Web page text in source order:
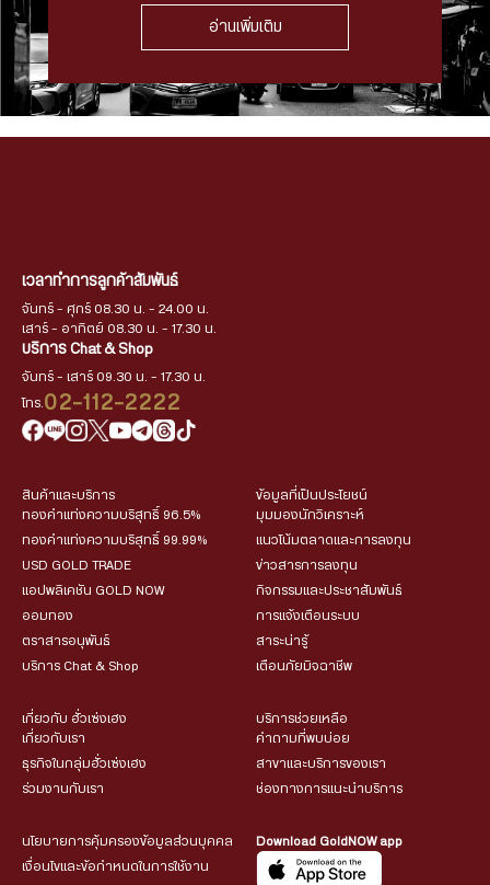
อ่านเพิ่มเติม
เวลาทำการลูกค้าสัมพันธ์
จันทร์ - ศุกร์ 08.30 น. - 24.00 น.
เสาร์ - อาทิตย์ 08.30 น. - 17.30 น.
บริการ Chat & Shop
จันทร์ - เสาร์ 09.30 น. - 17.30 น.
โทร. 02-112-2222
สินค้าและบริการ
ทองคำแท่งความบริสุทธิ์ 96.5%
ทองคำแท่งความบริสุทธิ์ 99.99%
USD GOLD TRADE
แอปพลิเคชัน GOLD NOW
ออมทอง
ตราสารอนุพันธ์
บริการ Chat & Shop
ข้อมูลที่เป็นประโยชน์
มุมมองนักวิเคราะห์
แนวโน้มตลาดและการลงทุน
ข่าวสารการลงทุน
กิจกรรมและประชาสัมพันธ์
การแจ้งเตือนระบบ
สาระน่ารู้
เตือนภัยมิจฉาชีพ
เกี่ยวกับ ฮั่วเซ่งเฮง
เกี่ยวกับเรา
ธุรกิจในกลุ่มฮั่วเซ่งเฮง
ร่วมงานกับเรา
บริการช่วยเหลือ
คำถามที่พบบ่อย
สาขาและบริการของเรา
ช่องทางการแนะนำบริการ
นโยบายการคุ้มครองข้อมูลส่วนบุคคล
เงื่อนไขและข้อกำหนดในการใช้งาน
Download GoldNOW app